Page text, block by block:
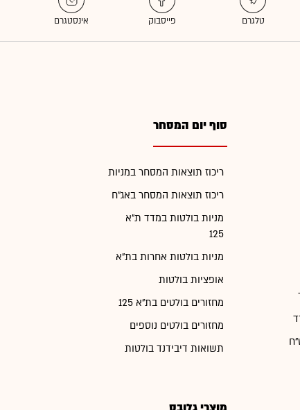
סוף יום המסחר
ריכוז תוצאות המסחר במניות
ריכוז תוצאות המסחר באג"ח
מניות בולטות במדד ת"א
125
מניות בולטות אחרות בת"א
אופציות בולטות
מחזורים בולטים בת"א 125
מחזורים בולטים נוספים
תשואות דיבידנד בולטות